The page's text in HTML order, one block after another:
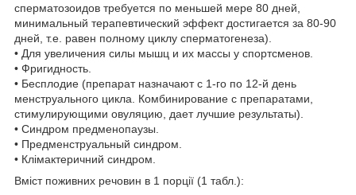
сперматозоидов требуется по меньшей мере 80 дней,
минимальный терапевтический эффект достигается за 80-90
дней, т.е. равен полному циклу сперматогенеза).
• Для увеличения силы мышц и их массы у спортсменов.
• Фригидность.
• Бесплодие (препарат назначают с 1-го по 12-й день
менструального цикла. Комбинирование с препаратами,
стимулирующими овуляцию, дает лучшие результаты).
• Синдром предменопаузы.
• Предменструальный синдром.
• Клімактеричний синдром.
Вміст поживних речовин в 1 порції (1 табл.):